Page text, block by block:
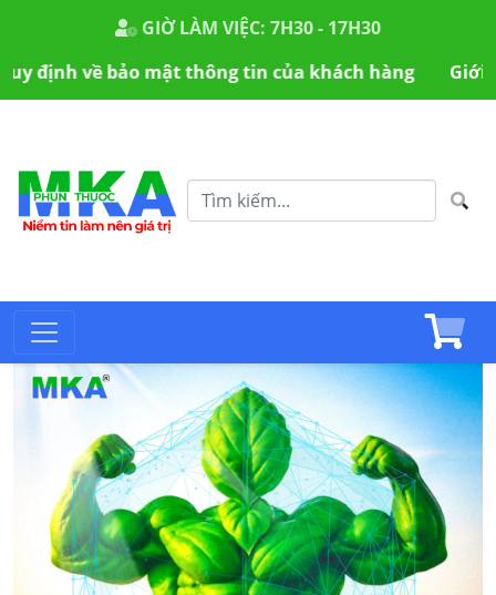
GIỜ LÀM VIỆC: 7H30 - 17H30
mật thông tin của khách hàng
Giới thiệu về